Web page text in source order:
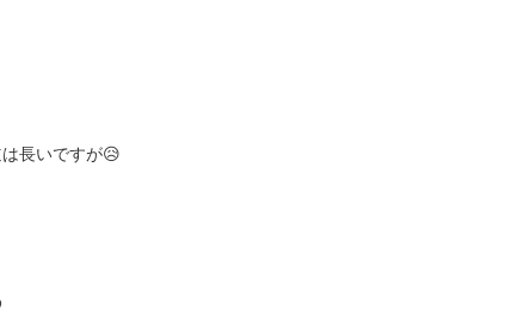
長いですが😥